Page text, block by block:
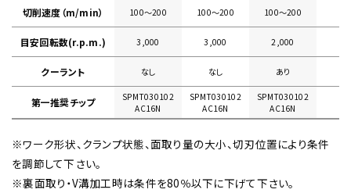
切削速度（m/min） 100〜200 100〜200 100〜200
目安回転数(r.p.m.) 3,000 3,000 2,000
クーラント なし なし あり
第一推奨チップ
SPMT030102
AC16N
SPMT030102
AC16N
SPMT030102
AC16N
※ワーク形状、クランプ状態、面取り量の大小、切刃位置により条件
を調節して下さい。
※裏面取り・V溝加工時は条件を80％以下に下げて下さい。